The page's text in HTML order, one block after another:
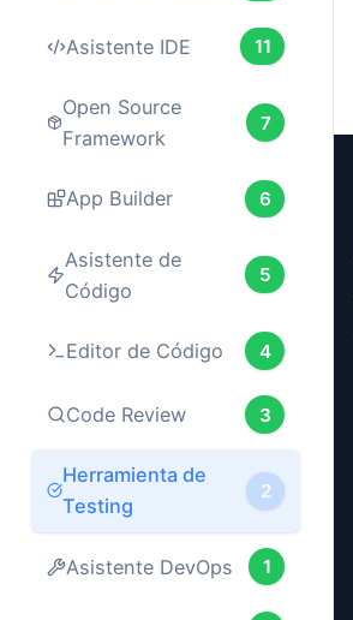
Asistente IDE 11
Open Source
Framework
7
App Builder 6
Asistente de
Código
5
Editor de Código 4
Code Review 3
Herramienta de
Testing
2
Asistente DevOps 1